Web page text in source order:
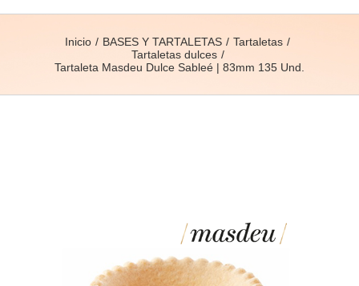
Inicio BASES Y TARTALETAS
Tartaletas
Tartaletas dulces
Tartaleta Masdeu Dulce Sableé | 83mm 135 Und.